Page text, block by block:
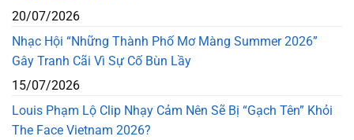
20/07/2026
Nhạc Hội “Những Thành Phố Mơ Màng Summer 2026”
Gây Tranh Cãi Vì Sự Cố Bùn Lầy
15/07/2026
Louis Phạm Lộ Clip Nhạy Cảm Nên Sẽ Bị “Gạch Tên” Khỏi
The Face Vietnam 2026?